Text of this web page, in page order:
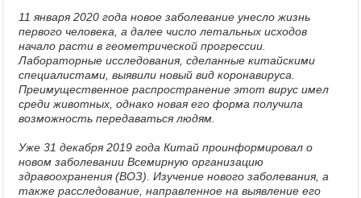
11 января 2020 года новое заболевание унесло жизнь
первого человека, а далее число летальных исходов
начало расти в геометрической прогрессии.
Лабораторные исследования, сделанные китайскими
специалистами, выявили новый вид коронавируса.
Преимущественное распространение этот вирус имел
среди животных, однако новая его форма получила
возможность передаваться людям.
Уже 31 декабря 2019 года Китай проинформировал о
новом заболевании Всемирную организацию
здравоохранения (ВОЗ). Изучение нового заболевания, а
также расследование, направленное на выявление его